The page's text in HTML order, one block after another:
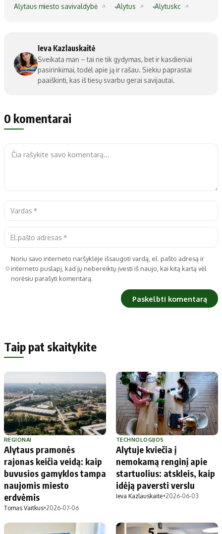
Alytaus miesto savivaldybė
Alytus Alytuskc
Ieva Kazlauskaitė
Sveikata man – tai ne tik gydymas, bet ir kasdieniai
pasirinkimai, todėl apie ją ir rašau. Siekiu paprastai
paaiškinti, kas iš tiesų svarbu gerai savijautai.
0 komentarai
Noriu savo interneto naršyklėje išsaugoti vardą, el. pašto adresą ir
interneto puslapį, kad jų nebereiktų įvesti iš naujo, kai kitą kartą vėl
norėsiu parašyti komentarą.
Taip pat skaitykite
REGIONAI
Alytaus pramonės
rajonas keičia veidą: kaip
buvusios gamyklos tampa
naujomis miesto
erdvėmis
Tomas Vaitkus•2026-07-06
TECHNOLOGIJOS
Alytuje kviečia į
nemokamą renginį apie
startuolius: atskleis, kaip
idėją paversti verslu
Ieva Kazlauskaitė•2026-06-03